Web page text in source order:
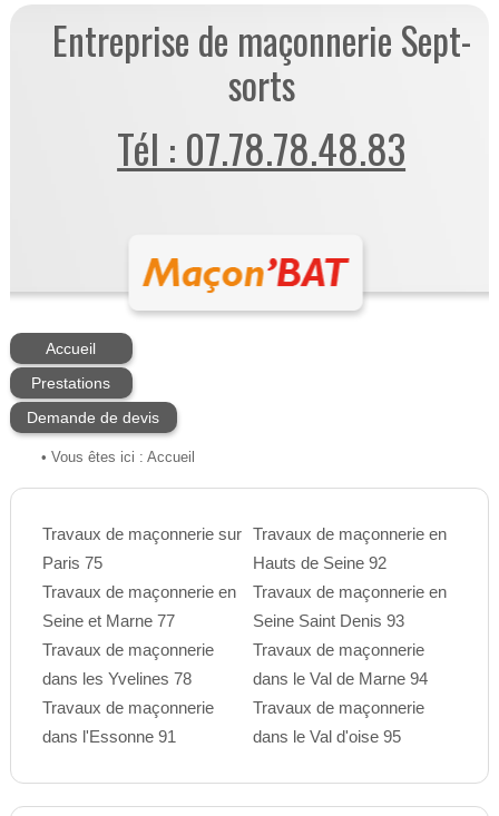
Entreprise de maçonnerie Sept-
sorts
Tél : 07.78.78.48.83
Accueil
Prestations
Demande de devis
• Vous êtes ici : Accueil
Travaux de maçonnerie sur
Paris 75
Travaux de maçonnerie en
Seine et Marne 77
Travaux de maçonnerie
dans les Yvelines 78
Travaux de maçonnerie
dans l'Essonne 91
Travaux de maçonnerie en
Hauts de Seine 92
Travaux de maçonnerie en
Seine Saint Denis 93
Travaux de maçonnerie
dans le Val de Marne 94
Travaux de maçonnerie
dans le Val d'oise 95